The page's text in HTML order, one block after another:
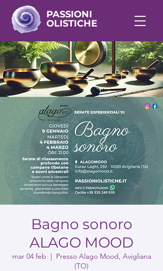
PASSIONI
OLISTICHE
Bagno sonoro
ALAGO MOOD
mar 04 feb
  |
Presso Alago Mood, Avigliana
(TO)